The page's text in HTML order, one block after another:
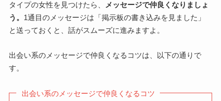
タイプの女性を見つけたら、
メッセージで仲良くなりましょ
う。 1通目のメッセージは「掲示板の書き込みを見ました」
と送っておくと、話がスムーズに進みますよ。
出会い系のメッセージで仲良くなるコツは、以下の通りで
す。
出会い系のメッセージで仲良くなるコツ